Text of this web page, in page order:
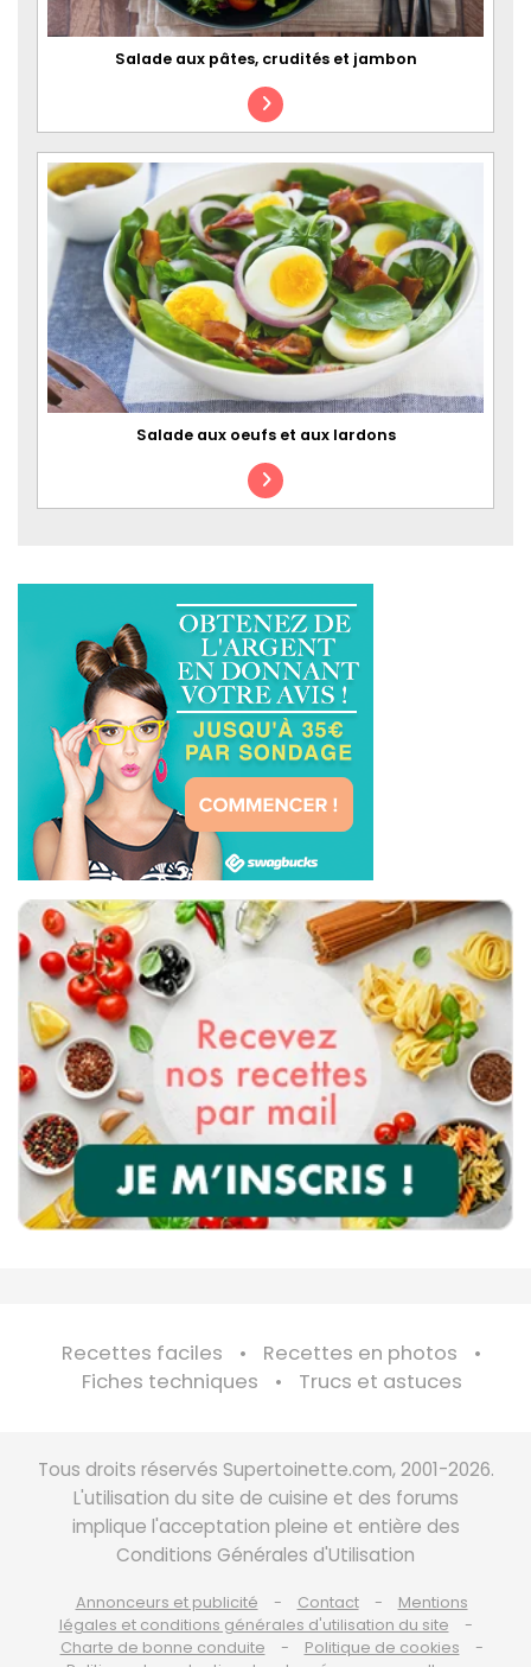
Salade aux pâtes, crudités et jambon
Salade aux oeufs et aux lardons
Recettes faciles
Recettes en photos
Fiches techniques
Trucs et astuces
Tous droits réservés Supertoinette.com, 2001-2026.
L'utilisation du site de cuisine et des forums
implique l'acceptation pleine et entière des
Conditions Générales d'Utilisation
Annonceurs et publicité Contact
Mentions
légales et conditions générales d'utilisation du site
Charte de bonne conduite
Politique de cookies